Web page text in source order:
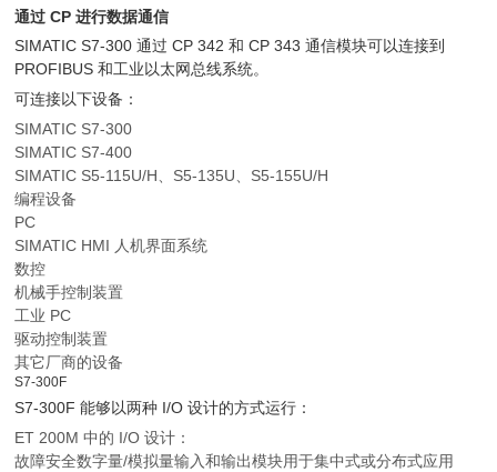
通过 CP 进行数据通信
SIMATIC S7-300 通过 CP 342 和 CP 343 通信模块可以连接到
PROFIBUS 和工业以太网总线系统。
可连接以下设备：
SIMATIC S7-300
SIMATIC S7-400
SIMATIC S5-115U/H、S5-135U、S5-155U/H
编程设备
PC
SIMATIC HMI 人机界面系统
数控
机械手控制装置
工业 PC
驱动控制装置
其它厂商的设备
S7-300F
S7-300F 能够以两种 I/O 设计的方式运行：
ET 200M 中的 I/O 设计：
故障安全数字量/模拟量输入和输出模块用于集中式或分布式应用